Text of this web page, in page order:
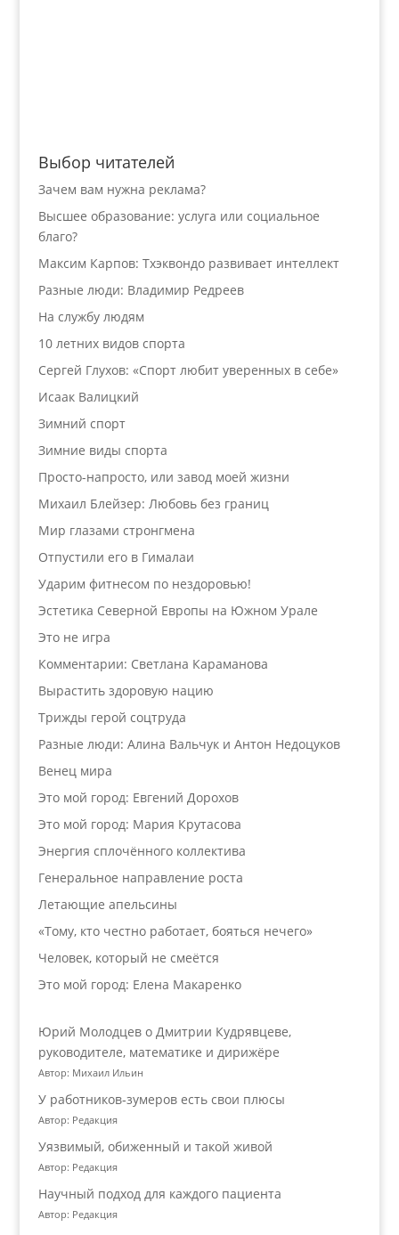
Выбор читателей
Зачем вам нужна реклама?
Высшее образование: услуга или социальное
благо?
Максим Карпов: Тхэквондо развивает интеллект
Разные люди: Владимир Редреев
На службу людям
10 летних видов спорта
Сергей Глухов: «Спорт любит уверенных в себе»
Исаак Валицкий
Зимний спорт
Зимние виды спорта
Просто-напросто, или завод моей жизни
Михаил Блейзер: Любовь без границ
Мир глазами стронгмена
Отпустили его в Гималаи
Ударим фитнесом по нездоровью!
Эстетика Северной Европы на Южном Урале
Это не игра
Комментарии: Светлана Караманова
Вырастить здоровую нацию
Трижды герой соцтруда
Разные люди: Алина Вальчук и Антон Недоцуков
Венец мира
Это мой город: Евгений Дорохов
Это мой город: Мария Крутасова
Энергия сплочённого коллектива
Генеральное направление роста
Летающие апельсины
«Тому, кто честно работает, бояться нечего»
Человек, который не смеётся
Это мой город: Елена Макаренко
Юрий Молодцев о Дмитрии Кудрявцеве,
руководителе, математике и дирижёре
Автор: Михаил Ильин
У работников‑зумеров есть свои плюсы
Автор: Редакция
Уязвимый, обиженный и такой живой
Автор: Редакция
Научный подход для каждого пациента
Автор: Редакция